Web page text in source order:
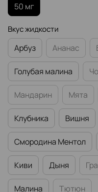
50 мг
Вкус жидкости
Арбуз Ананас
Голубая малина
Мандарин Мята
Клубника Вишня
Смородина Ментол
Киви Дыня
Малина Тютюн